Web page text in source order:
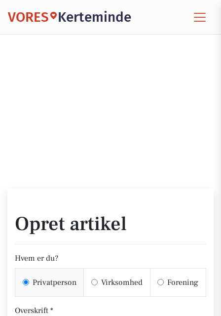
VORES Kerteminde
Opret artikel
Hvem er du?
Privatperson Virksomhed Forening
Overskrift *